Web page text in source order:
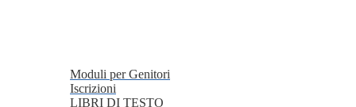
Moduli per Genitori
Iscrizioni
LIBRI DI TESTO